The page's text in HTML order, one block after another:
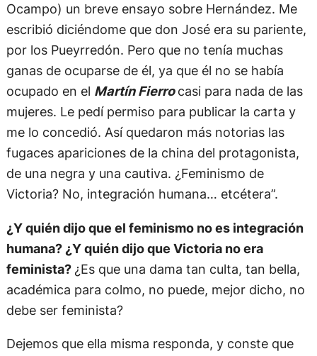
Ocampo) un breve ensayo sobre Hernández. Me
escribió diciéndome que don José era su pariente,
por los Pueyrredón. Pero que no tenía muchas
ganas de ocuparse de él, ya que él no se había
ocupado en el Martín Fierrocasi para nada de las
mujeres. Le pedí permiso para publicar la carta y
me lo concedió. Así quedaron más notorias las
fugaces apariciones de la china del protagonista,
de una negra y una cautiva. ¿Feminismo de
Victoria? No, integración humana… etcétera”.
¿Y quién dijo que el feminismo no es integración
humana? ¿Y quién dijo que Victoria no era
feminista? ¿Es que una dama tan culta, tan bella,
académica para colmo, no puede, mejor dicho, no
debe ser feminista?
Dejemos que ella misma responda, y conste que